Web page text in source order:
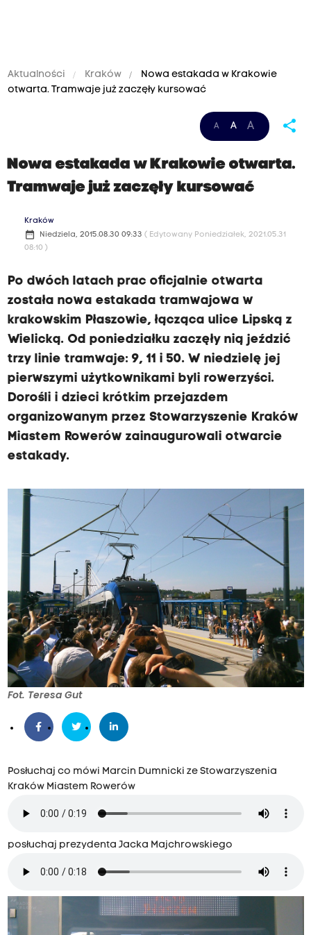
Aktualności Kraków
Nowa estakada w Krakowie
otwarta. Tramwaje już zaczęły kursować
A A A share
Nowa estakada w Krakowie otwarta.
Tramwaje już zaczęły kursować
Kraków
date_range Niedziela, 2015.08.30 09:33 ( Edytowany Poniedziałek, 2021.05.31
08:10 )
Po dwóch latach prac oficjalnie otwarta
została nowa estakada tramwajowa w
krakowskim Płaszowie, łącząca ulice Lipską z
Wielicką. Od poniedziałku zaczęły nią jeździć
trzy linie tramwaje: 9, 11 i 50. W niedzielę jej
pierwszymi użytkownikami byli rowerzyści.
Dorośli i dzieci krótkim przejazdem
organizowanym przez Stowarzyszenie Kraków
Miastem Rowerów zainaugurowali otwarcie
estakady.
Fot. Teresa Gut
Posłuchaj co mówi Marcin Dumnicki ze Stowarzyszenia
Kraków Miastem Rowerów
posłuchaj prezydenta Jacka Majchrowskiego